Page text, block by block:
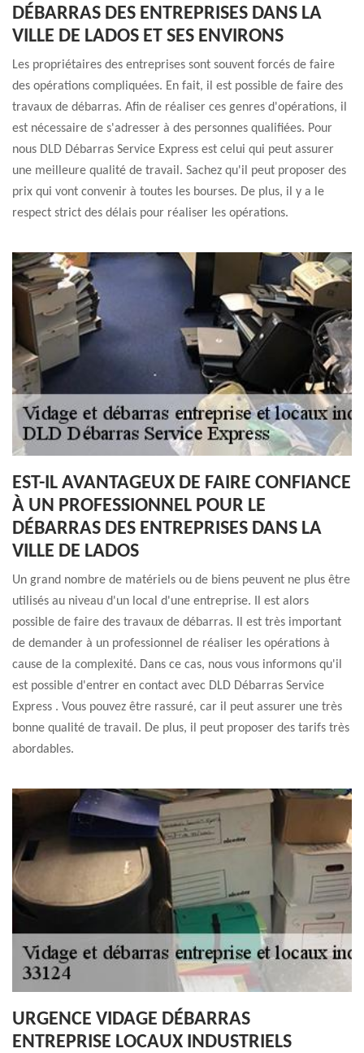
DÉBARRAS DES ENTREPRISES DANS LA
VILLE DE LADOS ET SES ENVIRONS
Les propriétaires des entreprises sont souvent forcés de faire
des opérations compliquées. En fait, il est possible de faire des
travaux de débarras. Afin de réaliser ces genres d'opérations, il
est nécessaire de s'adresser à des personnes qualifiées. Pour
nous DLD Débarras Service Express est celui qui peut assurer
une meilleure qualité de travail. Sachez qu'il peut proposer des
prix qui vont convenir à toutes les bourses. De plus, il y a le
respect strict des délais pour réaliser les opérations.
EST-IL AVANTAGEUX DE FAIRE CONFIANCE
À UN PROFESSIONNEL POUR LE
DÉBARRAS DES ENTREPRISES DANS LA
VILLE DE LADOS
Un grand nombre de matériels ou de biens peuvent ne plus être
utilisés au niveau d'un local d'une entreprise. Il est alors
possible de faire des travaux de débarras. Il est très important
de demander à un professionnel de réaliser les opérations à
cause de la complexité. Dans ce cas, nous vous informons qu'il
est possible d'entrer en contact avec DLD Débarras Service
Express . Vous pouvez être rassuré, car il peut assurer une très
bonne qualité de travail. De plus, il peut proposer des tarifs très
abordables.
URGENCE VIDAGE DÉBARRAS
ENTREPRISE LOCAUX INDUSTRIELS